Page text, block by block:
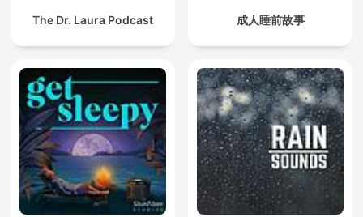
The Dr. Laura Podcast 成人睡前故事